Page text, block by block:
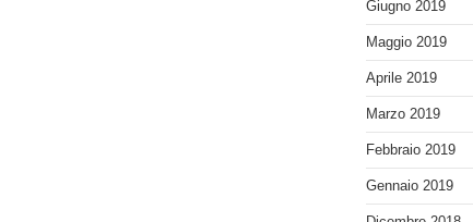
Giugno 2019
Maggio 2019
Aprile 2019
Marzo 2019
Febbraio 2019
Gennaio 2019